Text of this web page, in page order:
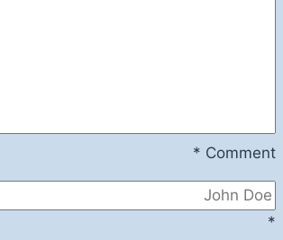
Comment
*
*